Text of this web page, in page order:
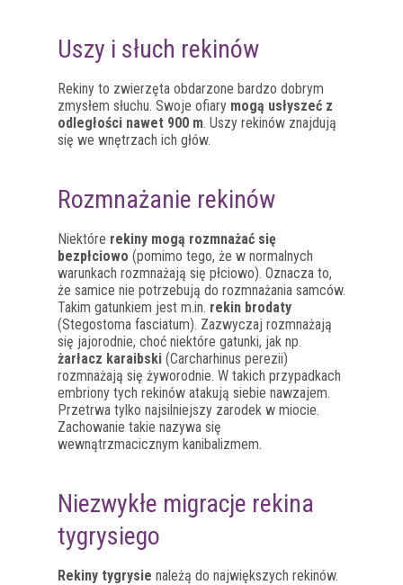
Uszy i słuch rekinów
Rekiny to zwierzęta obdarzone bardzo dobrym
zmysłem słuchu. Swoje ofiary mogą usłyszeć z
odległości nawet 900 m. Uszy rekinów znajdują
się we wnętrzach ich głów.
Rozmnażanie rekinów
Niektóre rekiny mogą rozmnażać się
bezpłciowo (pomimo tego, że w normalnych
warunkach rozmnażają się płciowo). Oznacza to,
że samice nie potrzebują do rozmnażania samców.
Takim gatunkiem jest m.in. rekin brodaty
(Stegostoma fasciatum). Zazwyczaj rozmnażają
się jajorodnie, choć niektóre gatunki, jak np.
żarłacz karaibski (Carcharhinus perezii)
rozmnażają się żyworodnie. W takich przypadkach
embriony tych rekinów atakują siebie nawzajem.
Przetrwa tylko najsilniejszy zarodek w miocie.
Zachowanie takie nazywa się
wewnątrzmacicznym kanibalizmem.
Niezwykłe migracje rekina
tygrysiego
Rekiny tygrysie należą do największych rekinów.